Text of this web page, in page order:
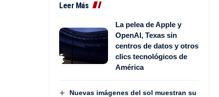
Leer Más
La pelea de Apple y
OpenAI, Texas sin
centros de datos y otros
clics tecnológicos de
América
Nuevas imágenes del sol muestran su